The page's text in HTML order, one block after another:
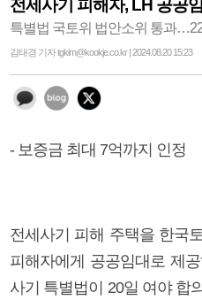
전세사기 피해자, LH 공공
특별법 국토위 법안소위 통과
김태경 기자 tgkim@kookje.co.kr | 2024.08.20 15:23
- 보증금 최대 7억까지 인정
전세사기 피해 주택을 한국
피해자에게 공공임대로 제
사기 특별법이 20일 여야 합